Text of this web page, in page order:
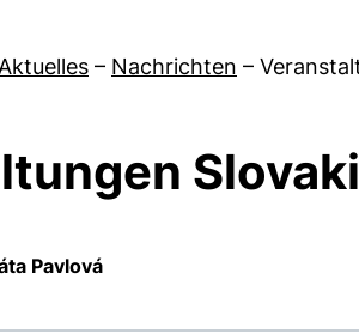
Aktuelles – Nachrichten –
Pavlová